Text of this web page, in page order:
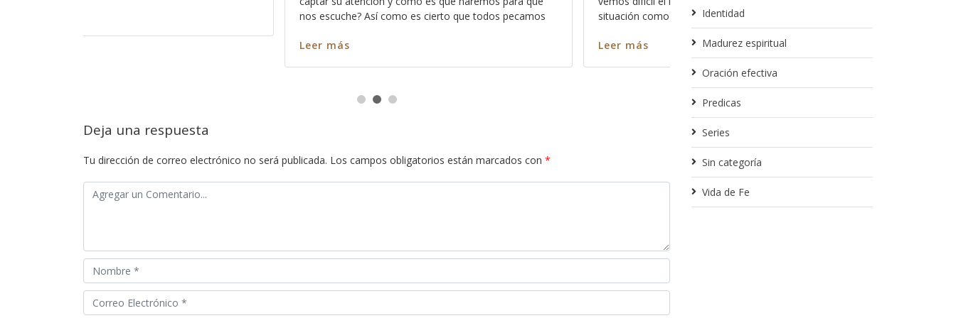
situación como para ser aceptos delante
Leer más
Deja una respuesta
Tu dirección de correo electrónico no será publicada. Los campos obligatorios están marcados con *
Identidad
Madurez espiritual
Oración efectiva
Predicas
Series
Sin categoría
Vida de Fe